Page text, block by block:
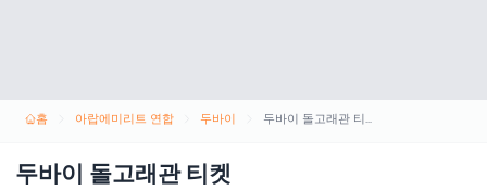
홈 아랍에미리트 연합 두바이 두바이 돌고래관 티켓
두바이 돌고래관 티켓